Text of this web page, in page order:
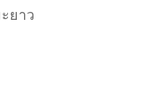
ยาว